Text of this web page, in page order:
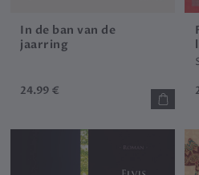
In de ban van de
jaarring
24.99 €